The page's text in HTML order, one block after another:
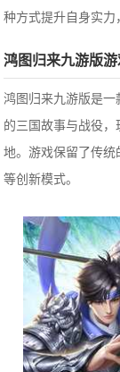
种方式提升自身实
鸿图归来九游版
鸿图归来九游版是
的三国故事与战役
地。游戏保留了传
等创新模式。